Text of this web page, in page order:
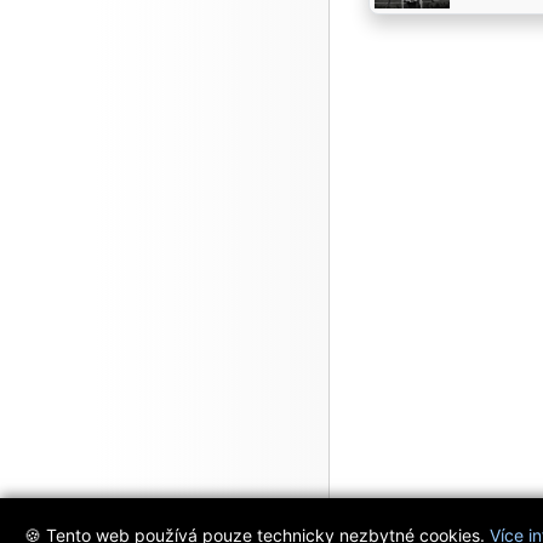
🍪 Tento web používá pouze technicky nezbytné cookies. Více